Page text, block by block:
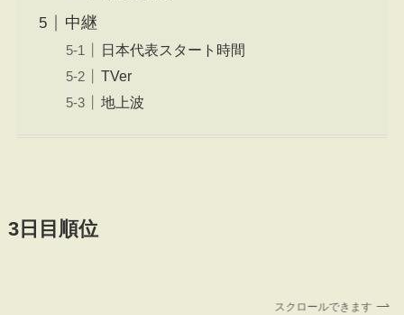
中継
日本代表スタート時間
TVer
地上波
3日目順位
スクロールできます